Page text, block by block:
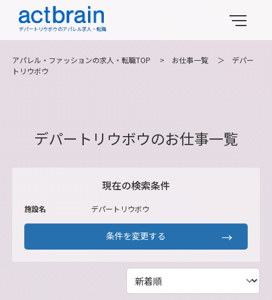
デパートリウボウのアパレル求人・転職
アパレル・ファッションの求人・転職TOP > お仕事一覧 ＞ デパー
トリウボウ
デパートリウボウのお仕事一覧
現在の検索条件
施設名 デパートリウボウ
条件を変更する